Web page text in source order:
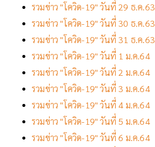
รวมข่าว "โควิด-19" วันที่ 29 ธ.ค.63
รวมข่าว "โควิด-19" วันที่ 30 ธ.ค.63
รวมข่าว "โควิด-19" วันที่ 31 ธ.ค.63
รวมข่าว "โควิด-19" วันที่ 1 ม.ค.64
รวมข่าว "โควิด-19" วันที่ 2 ม.ค.64
รวมข่าว "โควิด-19" วันที่ 3 ม.ค.64
รวมข่าว "โควิด-19" วันที่ 4 ม.ค.64
รวมข่าว "โควิด-19" วันที่ 5 ม.ค.64
รวมข่าว "โควิด-19" วันที่ 6 ม.ค.64